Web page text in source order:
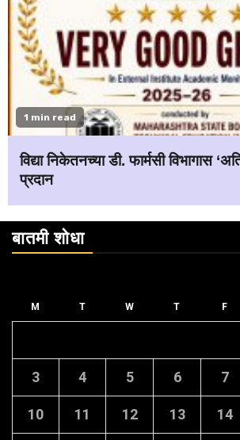
1 min read
विद्या निकेतनच्या डी. फार्मसी विभागास
प्रदान
बातमी शोधा
M T W T F
3 4 5 6 7
10 11 12 13 14